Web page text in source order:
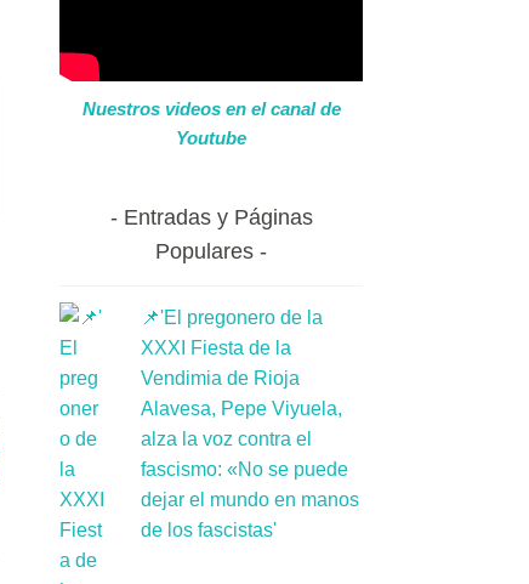
Nuestros videos en el canal de
Youtube
Entradas y Páginas
Populares
📌'El pregonero de la
XXXI Fiesta de la
Vendimia de Rioja
Alavesa, Pepe Viyuela,
alza la voz contra el
fascismo: «No se puede
dejar el mundo en manos
de los fascistas'